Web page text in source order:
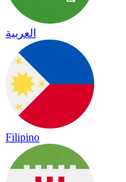
العربية
Filipino